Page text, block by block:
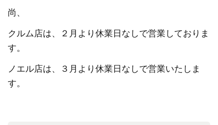
尚、
クルム店は、２月より休業日なしで営業しておりま
す。
ノエル店は、３月より休業日なしで営業いたしま
す。